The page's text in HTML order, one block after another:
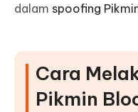
dalam spoofing
Cara
Pikmin